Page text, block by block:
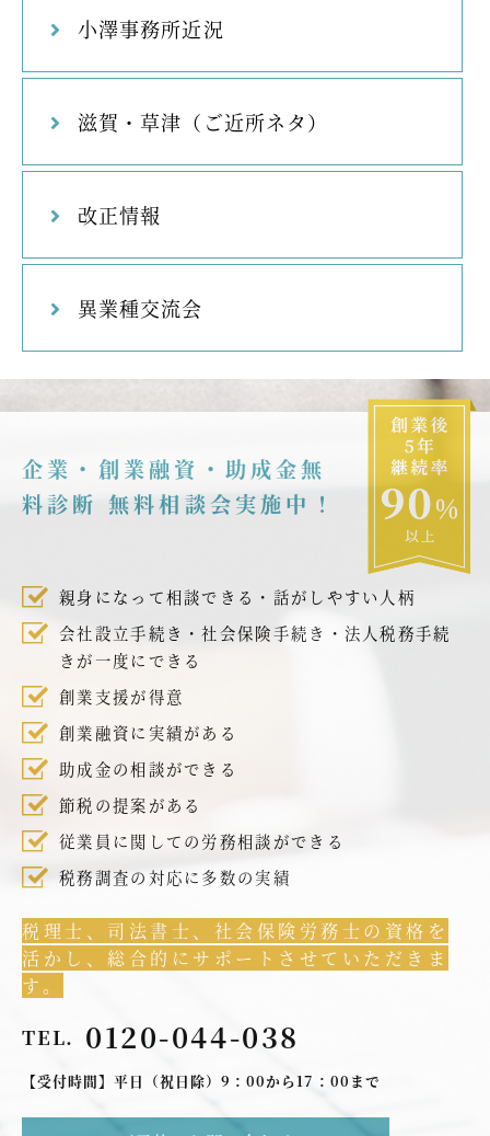
小澤事務所近況
滋賀・草津（ご近所ネタ）
改正情報
異業種交流会
企業・創業融資・助成金無
料診断 無料相談会実施中！
親身になって相談できる・話がしやすい人柄
会社設立手続き・社会保険手続き・法人税務手続
きが一度にできる
創業支援が得意
創業融資に実績がある
助成金の相談ができる
節税の提案がある
従業員に関しての労務相談ができる
税務調査の対応に多数の実績
税理士、司法書士、社会保険労務士の資格を
活かし、総合的にサポートさせていただきま
す。
TEL. 0120-044-038
【受付時間】平日（祝日除）9：00から17：00まで